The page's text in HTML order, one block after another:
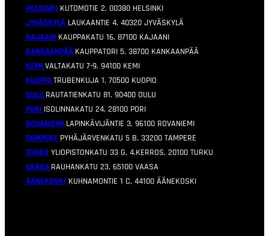
HELSINKI KUTOMOTIE 2, 00380 HELSINKI
JYVÄSKYLÄLAUKAANTIE 4, 40320 JYVÄSKYLÄ
KAJAANI KAUPPAKATU 16, 87100 KAJAANI
KANKAANPÄÄ KAUPPATORI 5, 38700 KANKAANPÄÄ
KEMI VALTAKATU 7-9, 94100 KEMI
KUOPIO TRUBENKUJA 1, 70500 KUOPIO
OULU RAUTATIENKATU 81, 90400 OULU
PORI ISOLINNAKATU 24, 28100 PORI
ROVANIEMI LAPINKÄVIJÄNTIE 3, 96100 ROVANIEMI
TAMPERE PYHÄJÄRVENKATU 5 B, 33200 TAMPERE
TURKU YLIOPISTONKATU 33 G, 4.KERROS, 20100 TURKU
VAASA RAUHANKATU 23, 65100 VAASA
ÄÄNEKOSKI KUHNAMONTIE 1 C, 44100 ÄÄNEKOSKI